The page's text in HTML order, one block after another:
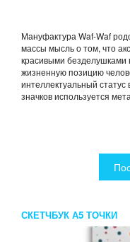
Мануфактура Waf-Waf
массы мысль о том, что
красивыми безделушками
жизненную позицию
интеллектуальный статус
значков используется
СКЕТЧБУК А5 ТОЧКИ